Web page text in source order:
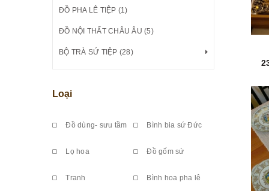
ĐỒ PHA LÊ TIỆP (1)
ĐỒ NỘI THẤT CHÂU ÂU (5)
BỘ TRÀ SỨ TIỆP (28)
Loại
Đồ dùng- sưu tầm Bình bia sứ Đức
Lọ hoa Đồ gốm sứ
Tranh Bình hoa pha lê